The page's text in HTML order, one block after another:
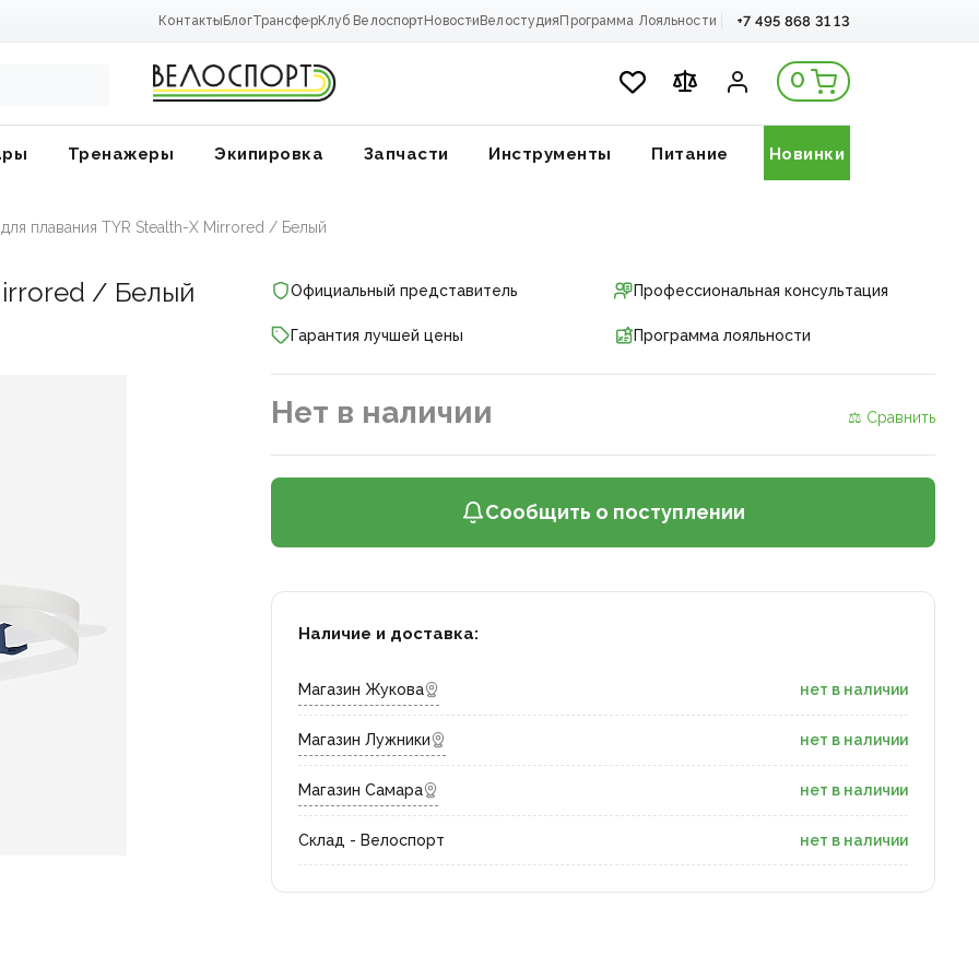
Контакты БлогТрансферКлуб Велоспорт Новости Велостудия Программа Лояльности +7 495 868 31 13
0
Тренажеры Экипировка Запчасти Инструменты Питание Новинки
плавания TYR Stealth-X Mirrored / Белый
/ Белый Официальный представитель Профессиональная консультация
Гарантия лучшей цены Программа лояльности
Нет в наличии ⚖ Сравнить
Сообщить о поступлении
Наличие и доставка:
Магазин Жукова нет в наличии
Магазин Лужники нет в наличии
Магазин Самара нет в наличии
Склад - Велоспорт нет в наличии